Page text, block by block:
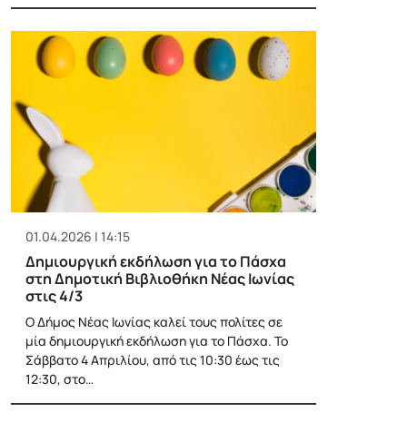
01.04.2026 | 14:15
Δημιουργική εκδήλωση για το Πάσχα
στη Δημοτική Βιβλιοθήκη Νέας Ιωνίας
στις 4/3
Ο Δήμος Νέας Ιωνίας καλεί τους πολίτες σε
μία δημιουργική εκδήλωση για το Πάσχα. Το
Σάββατο 4 Απριλίου, από τις 10:30 έως τις
12:30, στο…